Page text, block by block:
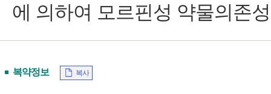
에 의하여 모르핀성 약물의존
복약정보 복사